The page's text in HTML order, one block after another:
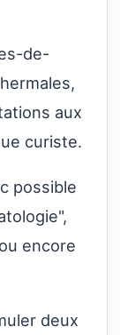
de-
aux
curiste.
possible
encore
deux